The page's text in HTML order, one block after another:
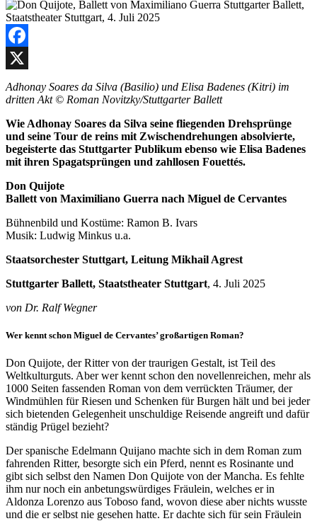
Facebook
X
Adhonay Soares da Silva (Basilio) und Elisa Badenes (Kitri) im
dritten Akt © Roman Novitzky/Stuttgarter Ballett
Wie Adhonay Soares da Silva seine fliegenden Drehsprünge
und seine Tour de reins mit Zwischendrehungen absolvierte,
begeisterte das Stuttgarter Publikum ebenso wie Elisa Badenes
mit ihren Spagatsprüngen und zahllosen Fouettés.
Don Quijote
Ballett von Maximiliano Guerra nach Miguel de Cervantes
Bühnenbild und Kostüme: Ramon B. Ivars
Musik: Ludwig Minkus u.a.
Staatsorchester Stuttgart, Leitung Mikhail Agrest
Stuttgarter Ballett, Staatstheater Stuttgart, 4. Juli 2025
von Dr. Ralf Wegner
Wer kennt schon Miguel de Cervantes’ großartigen Roman?
Don Quijote, der Ritter von der traurigen Gestalt, ist Teil des
Weltkulturguts. Aber wer kennt schon den novellenreichen, mehr als
1000 Seiten fassenden Roman von dem verrückten Träumer, der
Windmühlen für Riesen und Schenken für Burgen hält und bei jeder
sich bietenden Gelegenheit unschuldige Reisende angreift und dafür
ständig Prügel bezieht?
Der spanische Edelmann Quijano machte sich in dem Roman zum
fahrenden Ritter, besorgte sich ein Pferd, nennt es Rosinante und
gibt sich selbst den Namen Don Quijote von der Mancha. Es fehlte
ihm nur noch ein anbetungswürdiges Fräulein, welches er in
Aldonza Lorenzo aus Toboso fand, wovon diese aber nichts wusste
und die er selbst nie gesehen hatte. Er dachte sich für sein Fräulein